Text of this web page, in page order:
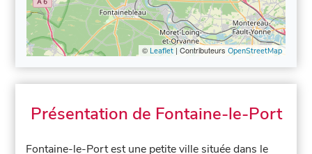
© Leaflet| Contributeurs OpenStreetMap
Présentation de Fontaine-le-Port
Fontaine-le-Port est une petite ville située dans le